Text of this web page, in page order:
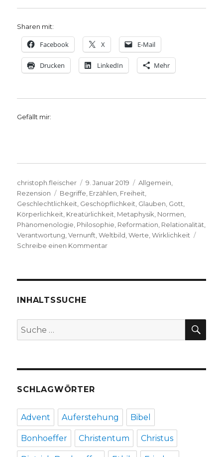
Sharen mit:
Facebook X E-Mail
Drucken LinkedIn Mehr
Gefällt mir:
Autor
christoph.fleischer
Veröffentlicht
am
9. Januar 2019 Kategorien
Allgemein
Rezension
Schlagwörter
Begriffe Erzählen Freiheit
Geschlechtlichkeit Geschöpflichkeit Glauben Gott
Körperlichkeit Kreatürlichkeit Metaphysik Normen
Phänomenologie Philosophie Reformation Relationalität
Verantwortung ,Vernunft ,Weltbild ,Werte ,Wirklichkeit
Schreibe einen Kommentarzu
Chmielorz
Christoph
Welver
INHALTSSUCHE
Suche
nach:
SCHLAGWÖRTER
Advent Auferstehung Bibel
Bonhoeffer Christentum Christus